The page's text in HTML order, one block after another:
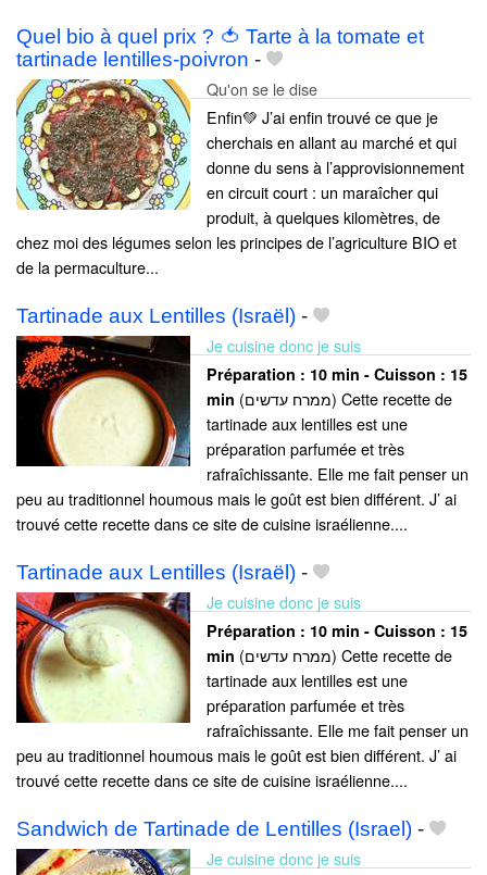
Quel bio à quel prix ? 🍅 Tarte à la tomate et
tartinade lentilles-poivron -
Qu'on se le dise
Enfin💚 J’ai enfin trouvé ce que je
cherchais en allant au marché et qui
donne du sens à l’approvisionnement
en circuit court : un maraîcher qui
produit, à quelques kilomètres, de
chez moi des légumes selon les principes de l’agriculture BIO et
de la permaculture...
Tartinade aux Lentilles (Israël) -
Je cuisine donc je suis
Préparation : 10 min - Cuisson : 15
min (ממרח עדשים) Cette recette de
tartinade aux lentilles est une
préparation parfumée et très
rafraîchissante. Elle me fait penser un
peu au traditionnel houmous mais le goût est bien différent. J’ ai
trouvé cette recette dans ce site de cuisine israélienne....
Tartinade aux Lentilles (Israël) -
Je cuisine donc je suis
Préparation : 10 min - Cuisson : 15
min (ממרח עדשים) Cette recette de
tartinade aux lentilles est une
préparation parfumée et très
rafraîchissante. Elle me fait penser un
peu au traditionnel houmous mais le goût est bien différent. J’ ai
trouvé cette recette dans ce site de cuisine israélienne....
Sandwich de Tartinade de Lentilles (Israel) -
Je cuisine donc je suis